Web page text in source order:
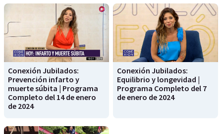
Conexión Jubilados:
Prevención infarto y
muerte súbita | Programa
Completo del 14 de enero
de 2024
Conexión Jubilados:
Equilibrio y longevidad |
Programa Completo del 7
de enero de 2024